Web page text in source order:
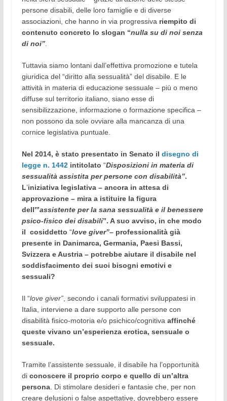
persone disabili, delle loro famiglie e di diverse
associazioni, che hanno in via progressiva riempito di
contenuto concreto lo slogan “nulla su di noi senza
di noi”.
Tuttavia siamo lontani dall’effettiva promozione e tutela
giuridica del “diritto alla sessualità” del disabile. E le
attività in materia di educazione sessuale – più o meno
diffuse sul territorio italiano, siano esse di
sensibilizzazione, informazione o formazione specifica –
non possono da sole ovviare alla mancanza di una
cornice legislativa puntuale.
Nel 2014, è stato presentato in Senato il disegno di
legge n. 1442intitolato “Disposizioni in materia di
sessualità assistita per persone con disabilità”.
L’iniziativa legislativa – ancora in attesa di
approvazione – mira a istituire la figura
dell'”assistente per la sana sessualità e il benessere
psico-fisico dei disabili”. A suo avviso, in che modo
il cosiddetto “love giver”– professionalità già
presente in Danimarca, Germania, Paesi Bassi,
Svizzera e Austria – potrebbe aiutare il disabile nel
soddisfacimento dei suoi bisogni emotivi e
sessuali?
Il “love giver”, secondo i canali formativi sviluppatesi in
Italia, interviene a dare supporto alle persone con
disabilità fisico-motoria e/o psichico/cognitiva affinché
queste vivano un’esperienza erotica, sensuale o
sessuale.
Tramite l’assistente sessuale, il disabile ha l’opportunità
di conoscere il proprio corpo e quello di un’altra
persona. Di stimolare desideri e fantasie che, per non
creare delusioni o false aspettative, dovrebbero essere